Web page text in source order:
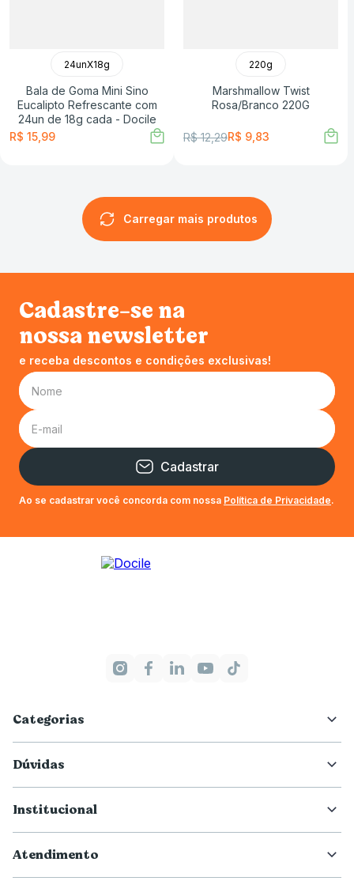
24unX18g
Bala de Goma Mini Sino
Eucalipto Refrescante com
24un de 18g cada - Docile
R$ 15 99
220g
Marshmallow Twist
Rosa/Branco 220G
R$ 12,29R$ 9 83
Cadastre-se na
nossa newsletter
e receba descontos e condições exclusivas!
Cadastrar
Ao se cadastrar você concorda com nossa Política de Privacidade.
Categorias
Dúvidas
Institucional
Atendimento